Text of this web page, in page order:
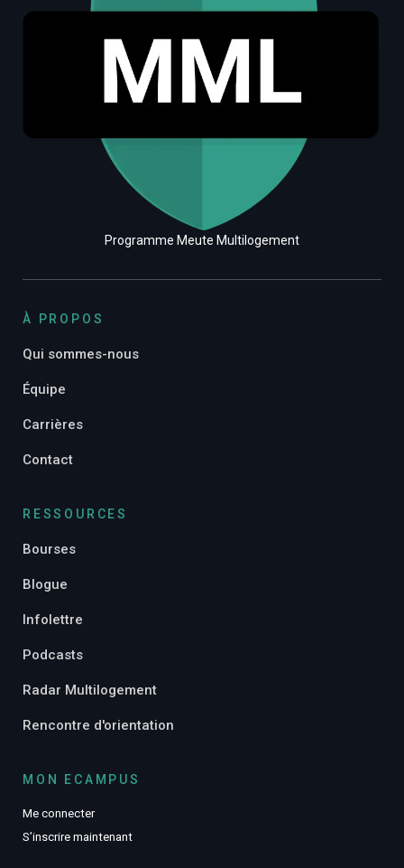
Programme Meute Multilogement
À PROPOS
Qui sommes-nous
Équipe
Carrières
Contact
RESSOURCES
Bourses
Blogue
Infolettre
Podcasts
Radar Multilogement
Rencontre d'orientation
MON ECAMPUS
Me connecter
S’inscrire maintenant